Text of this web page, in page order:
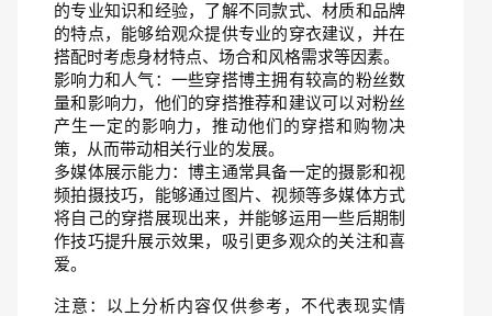
的专业知识和经验，了解不同款式、材质和品牌
的特点，能够给观众提供专业的穿衣建议，并在
搭配时考虑身材特点、场合和风格需求等因素。
影响力和人气：一些穿搭博主拥有较高的粉丝数
量和影响力，他们的穿搭推荐和建议可以对粉丝
产生一定的影响力，推动他们的穿搭和购物决
策，从而带动相关行业的发展。
多媒体展示能力：博主通常具备一定的摄影和视
频拍摄技巧，能够通过图片、视频等多媒体方式
将自己的穿搭展现出来，并能够运用一些后期制
作技巧提升展示效果，吸引更多观众的关注和喜
爱。
注意：以上分析内容仅供参考，不代表现实情